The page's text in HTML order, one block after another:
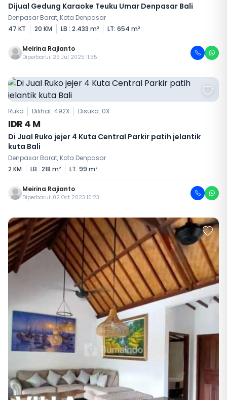
Dijual Gedung Karaoke Teuku Umar Denpasar Bali
Denpasar Barat, Kota Denpasar
47 KT
20 KM LB : 2.433 m² LT: 654 m²
Meirina Rajianto
Diperbarui: 25 Jul 2025 11:55
Ruko Dilihat: 492X Disuka: 0X
IDR 4 M
Di Jual Ruko jejer 4 Kuta Central Parkir patih jelantik
kuta Bali
Denpasar Barat, Kota Denpasar
2 KM
LB : 218 m² LT: 99 m²
Meirina Rajianto
Diperbarui: 02 Oct 2023 10:23